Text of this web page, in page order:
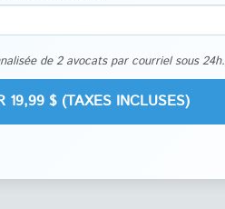
de 2 avocats par courriel sous 24h.